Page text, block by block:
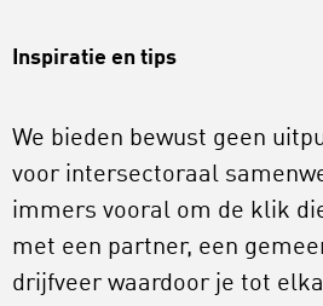
Inspiratie en tips
We bieden bewust geen
voor intersectoraal
immers vooral om de klik
met een partner, een
drijfveer waardoor je tot